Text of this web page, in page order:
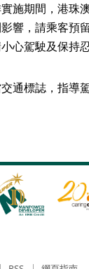
施期間，港珠
響，請乘客預
心駕駛及保持忍
通標誌，指導駕